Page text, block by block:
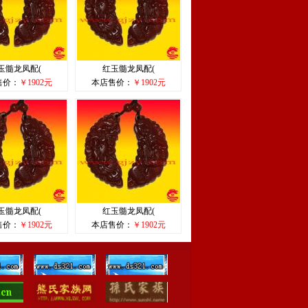
髓龙凤配(
： ￥1902元
红玉髓龙凤配(
本店售价： ￥1902元
髓龙凤配(
： ￥1902元
红玉髓龙凤配(
本店售价： ￥1902元